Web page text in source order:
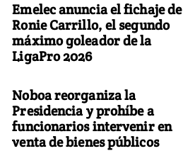
Emelec anuncia el fichaje de
Ronie Carrillo, el segundo
máximo goleador de la
LigaPro 2026
Noboa reorganiza la
Presidencia y prohíbe a
funcionarios intervenir en
venta de bienes públicos